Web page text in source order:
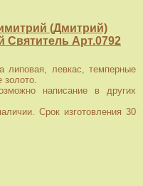
(Дмитрий)
Святитель Арт.0792
липовая, левкас, темперные
золото.
написание в других
Срок изготовления 30